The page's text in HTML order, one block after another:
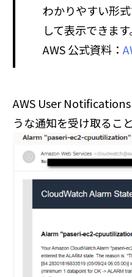
わかりやすい形
して表示できます
AWS 公式資料：
AWS User
うな通知を受け取るこ